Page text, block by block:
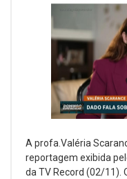
A profa.Valéria
reportagem exibida
da TV Record (02/11).